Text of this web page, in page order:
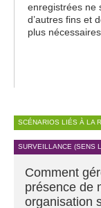
enregistrées ne
d’autres fins et
plus nécessaires.
SCÉNARIOS LIÉS À LA
SURVEILLANCE (SENS
Comment
présence de
organisation